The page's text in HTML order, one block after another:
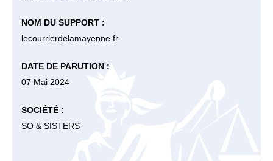
NOM DU SUPPORT :
lecourrierdelamayenne.fr
DATE DE PARUTION :
07 Mai 2024
SOCIÉTÉ :
SO & SISTERS